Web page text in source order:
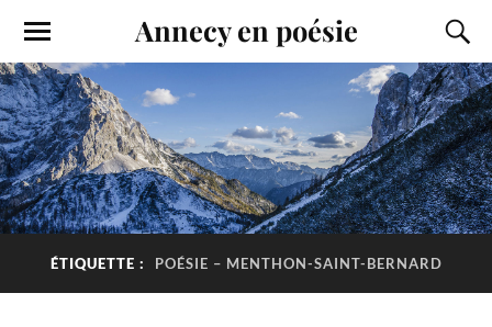
Annecy en poésie
ÉTIQUETTE : POÉSIE – MENTHON-SAINT-BERNARD